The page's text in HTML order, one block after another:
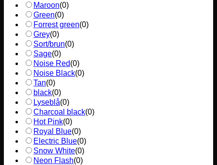
Maroon(0)
Green(0)
Forrest green(0)
Grey(0)
Sort/brun(0)
Sage(0)
Noise Red(0)
Noise Black(0)
Tan(0)
black(0)
Lyseblå(0)
Charcoal black(0)
Hot Pink(0)
Royal Blue(0)
Electric Blue(0)
Snow White(0)
Neon Flash(0)